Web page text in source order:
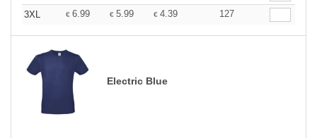
3XL
€ 6.99 € 5.99 € 4.39 127
Electric Blue